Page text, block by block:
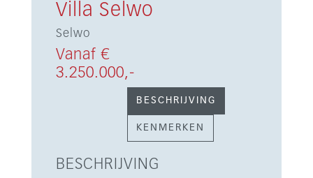
Villa Selwo
Selwo
Vanaf €
3.250.000,-
BESCHRIJVING
KENMERKEN
BESCHRIJVING